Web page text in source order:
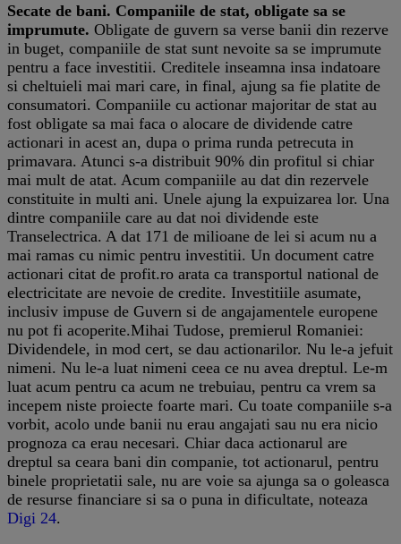
Secate de bani. Companiile de stat, obligate sa se
imprumute. Obligate de guvern sa verse banii din rezerve
in buget, companiile de stat sunt nevoite sa se imprumute
pentru a face investitii. Creditele inseamna insa indatoare
si cheltuieli mai mari care, in final, ajung sa fie platite de
consumatori. Companiile cu actionar majoritar de stat au
fost obligate sa mai faca o alocare de dividende catre
actionari in acest an, dupa o prima runda petrecuta in
primavara. Atunci s-a distribuit 90% din profitul si chiar
mai mult de atat. Acum companiile au dat din rezervele
constituite in multi ani. Unele ajung la expuizarea lor. Una
dintre companiile care au dat noi dividende este
Transelectrica. A dat 171 de milioane de lei si acum nu a
mai ramas cu nimic pentru investitii. Un document catre
actionari citat de profit.ro arata ca transportul national de
electricitate are nevoie de credite. Investitiile asumate,
inclusiv impuse de Guvern si de angajamentele europene
nu pot fi acoperite.Mihai Tudose, premierul Romaniei:
Dividendele, in mod cert, se dau actionarilor. Nu le-a jefuit
nimeni. Nu le-a luat nimeni ceea ce nu avea dreptul. Le-m
luat acum pentru ca acum ne trebuiau, pentru ca vrem sa
incepem niste proiecte foarte mari. Cu toate companiile s-a
vorbit, acolo unde banii nu erau angajati sau nu era nicio
prognoza ca erau necesari. Chiar daca actionarul are
dreptul sa ceara bani din companie, tot actionarul, pentru
binele proprietatii sale, nu are voie sa ajunga sa o goleasca
de resurse financiare si sa o puna in dificultate, noteaza
Digi 24.